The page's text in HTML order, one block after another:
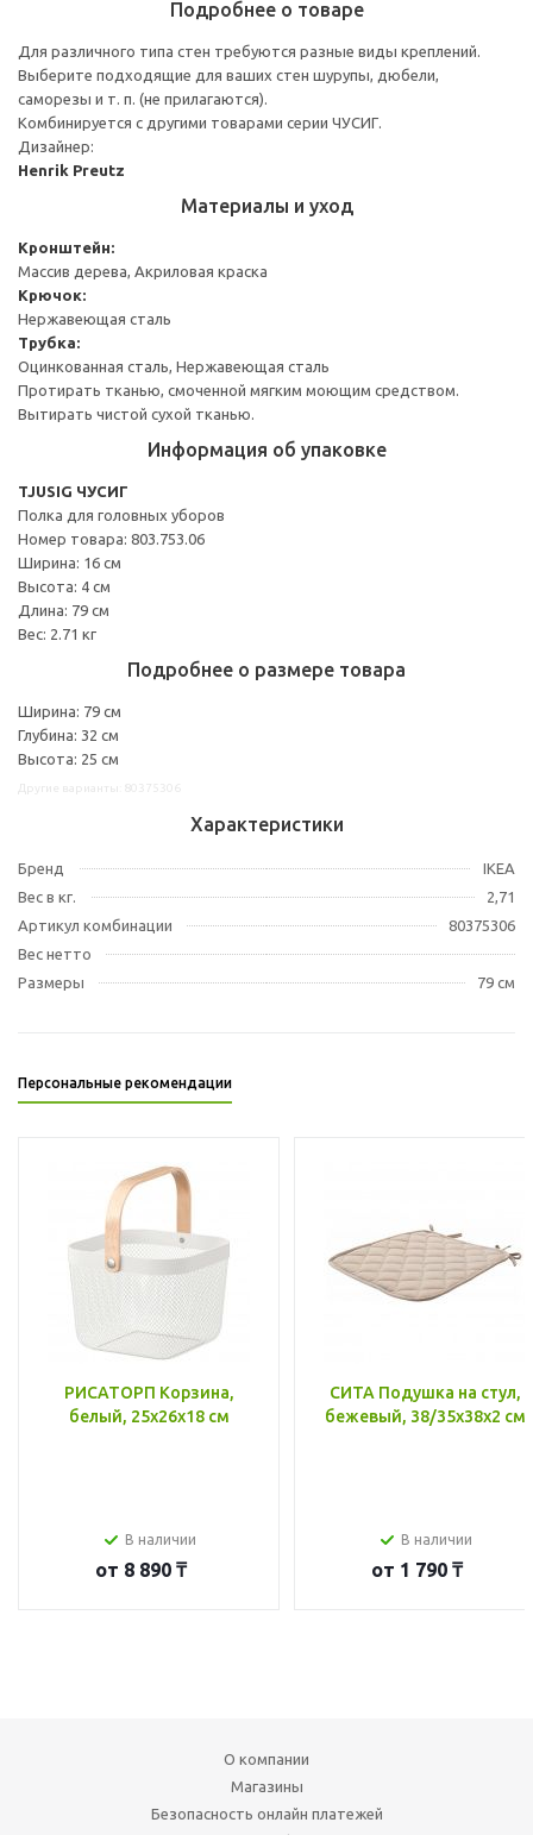
Подробнее о товаре
Для различного типа стен требуются разные виды креплений.
Выберите подходящие для ваших стен шурупы, дюбели,
саморезы и т. п. (не прилагаются).
Комбинируется с другими товарами серии ЧУСИГ.
Дизайнер:
Henrik Preutz
Материалы и уход
Кронштейн:
Массив дерева, Акриловая краска
Крючок:
Нержавеющая сталь
Трубка:
Оцинкованная сталь, Нержавеющая сталь
Протирать тканью, смоченной мягким моющим средством.
Вытирать чистой сухой тканью.
Информация об упаковке
TJUSIG ЧУСИГ
Полка для головных уборов
Номер товара: 803.753.06
Ширина: 16 см
Высота: 4 см
Длина: 79 см
Вес: 2.71 кг
Подробнее о размере товара
Ширина: 79 см
Глубина: 32 см
Высота: 25 см
Характеристики
Бренд
IKEA
Вес в кг.
2,71
Артикул комбинации
80375306
Вес нетто
Размеры
79 см
Персональные рекомендации
РИСАТОРП Корзина,
белый, 25x26x18 см
В наличии
от 8 890 ₸
СИТА Подушка на стул,
бежевый, 38/35x38x2 см
В наличии
от 1 790 ₸
О компании
Магазины
Безопасность онлайн платежей